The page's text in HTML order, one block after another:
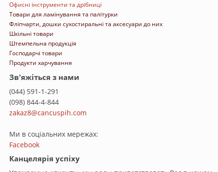
Офисні інструменти та дрібниці
Товари для ламінування та палітурки
Фліпчарти, дошки сухостиральні та аксесуари до них
Шкільні товари
Штемпельна продукція
Господарчі товари
Продукти харчування
Зв'яжіться з нами
(044) 591-1-291
(098) 844-4-844
zakaz8@cancuspih.com
Ми в соціальних мережах:
Facebook
Канцелярія успіху